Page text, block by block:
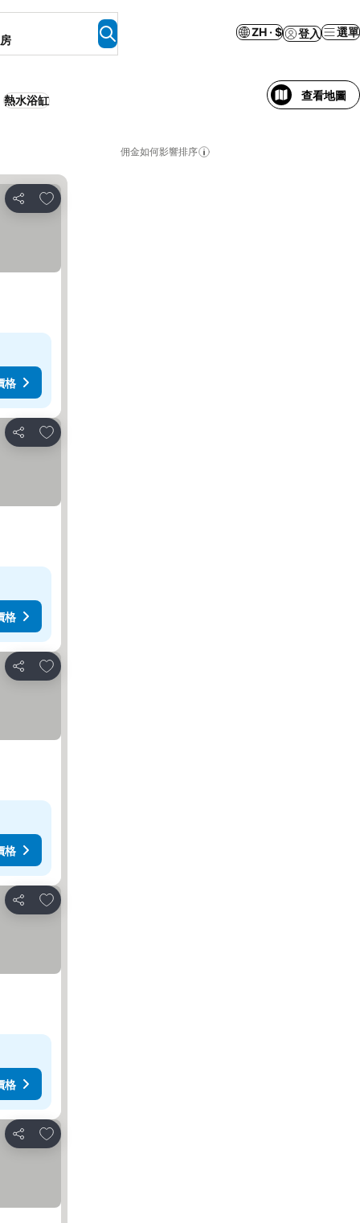
ZH · $ 登入 選單
熱水浴缸 查看地圖
佣金如何影響排序
分享
加入我的最愛
格
分享
加入我的最愛
格
分享
加入我的最愛
格
分享
加入我的最愛
格
分享
加入我的最愛